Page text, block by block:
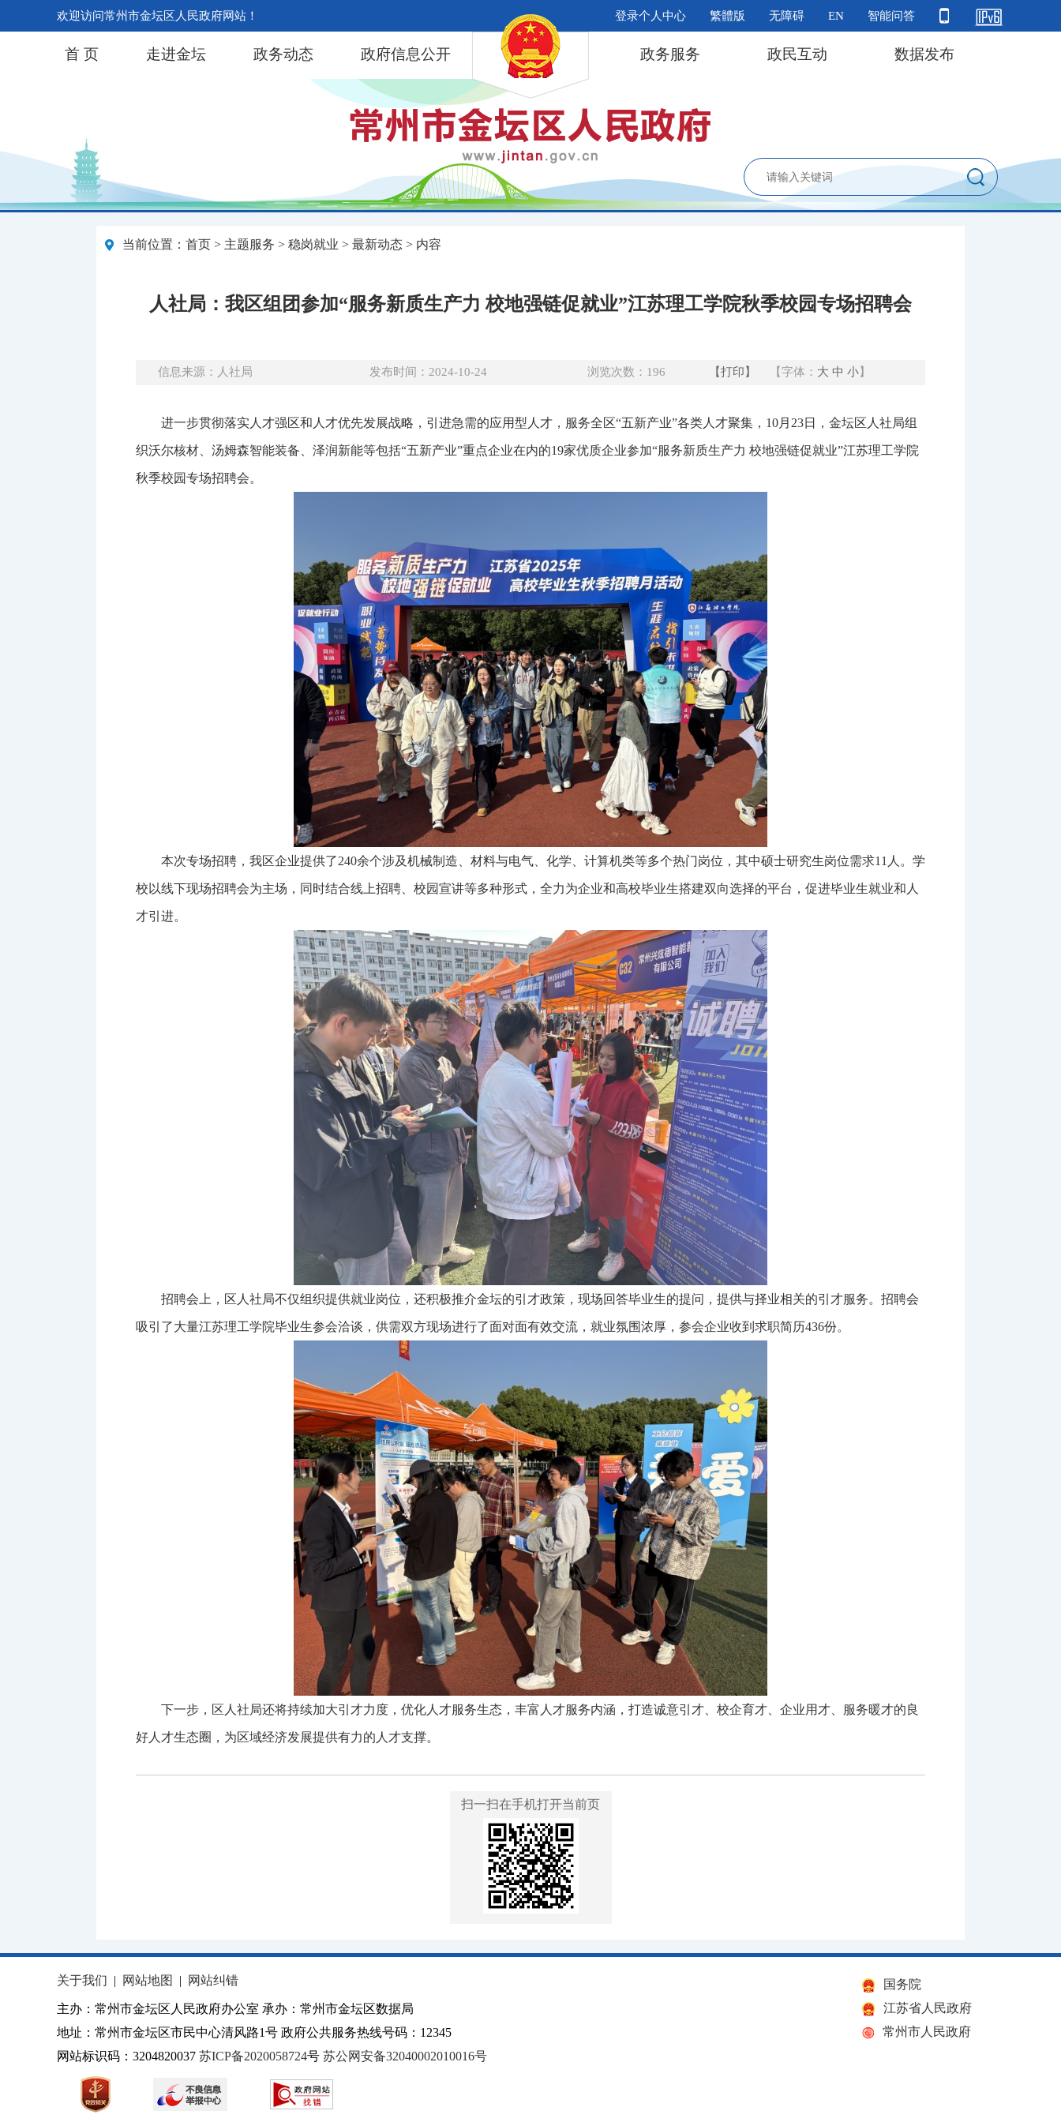
欢迎访问常州市金坛区人民政府网站！ 登录个人中心 繁體版 无障碍 EN 智能问答
首 页 走进金坛 政务动态 政府信息公开 政务服务 政民互动 数据发布
当前位置： 首页 > 主题服务 > 稳岗就业 > 最新动态 > 内容
人社局：我区组团参加“服务新质生产力 校地强链促就业”江苏理工学院秋季校园专场招聘会
信息来源：人社局 发布时间：2024-10-24 浏览次数： 196 【打印】 【字体： 大 中 小】
进一步贯彻落实人才强区和人才优先发展战略，引进急需的应用型人才，服务全区“五新产业”各类人才聚集，10月23日，金坛区人社局组
织沃尔核材、汤姆森智能装备、泽润新能等包括“五新产业”重点企业在内的19家优质企业参加“服务新质生产力 校地强链促就业”江苏理工学院
秋季校园专场招聘会。
本次专场招聘，我区企业提供了240余个涉及机械制造、材料与电气、化学、计算机类等多个热门岗位，其中硕士研究生岗位需求11人。学
校以线下现场招聘会为主场，同时结合线上招聘、校园宣讲等多种形式，全力为企业和高校毕业生搭建双向选择的平台，促进毕业生就业和人
才引进。
招聘会上，区人社局不仅组织提供就业岗位，还积极推介金坛的引才政策，现场回答毕业生的提问，提供与择业相关的引才服务。招聘会
吸引了大量江苏理工学院毕业生参会洽谈，供需双方现场进行了面对面有效交流，就业氛围浓厚，参会企业收到求职简历436份。
下一步，区人社局还将持续加大引才力度，优化人才服务生态，丰富人才服务内涵，打造诚意引才、校企育才、企业用才、服务暖才的良
好人才生态圈，为区域经济发展提供有力的人才支撑。
扫一扫在手机打开当前页
关于我们 | 网站地图 | 网站纠错
主办：常州市金坛区人民政府办公室 承办：常州市金坛区数据局
地址：常州市金坛区市民中心清风路1号 政府公共服务热线号码：12345
网站标识码：3204820037 苏ICP备2020058724号 苏公网安备32040002010016号
国务院
江苏省人民政府
常州市人民政府